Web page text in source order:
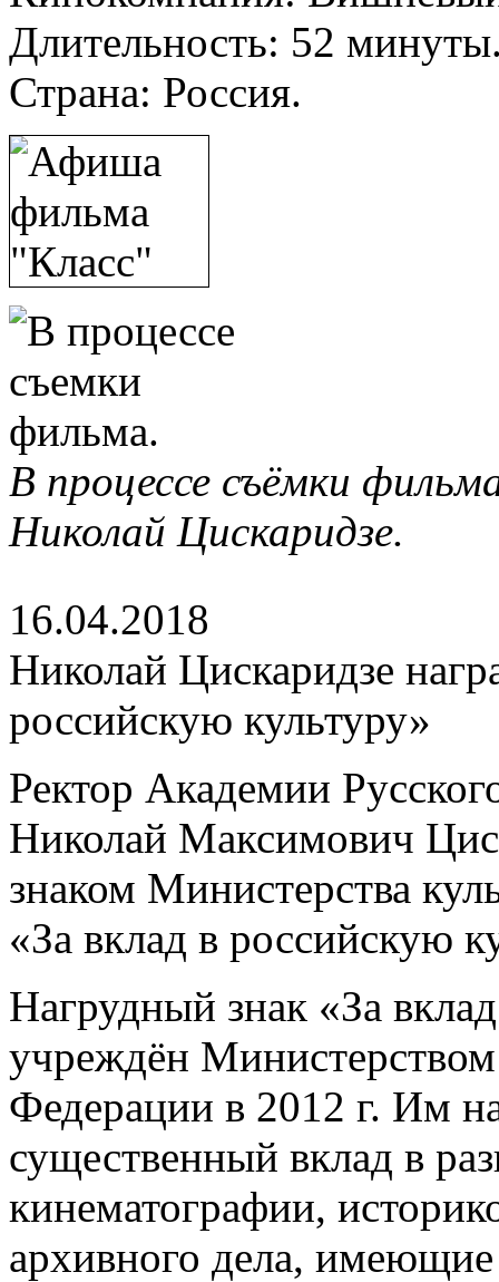
Длительность: 52
Страна: Россия.
В процессе съёмки
Николай Цискаридзе.
16.04.2018
Николай Цискаридзе
российскую культуру»
Ректор Академии
Николай Максимович
знаком Министерства
«За вклад в российскую
Нагрудный знак «За
учреждён
Федерации в 2012 г. Им
существенный вклад в
кинематографии,
архивного дела,